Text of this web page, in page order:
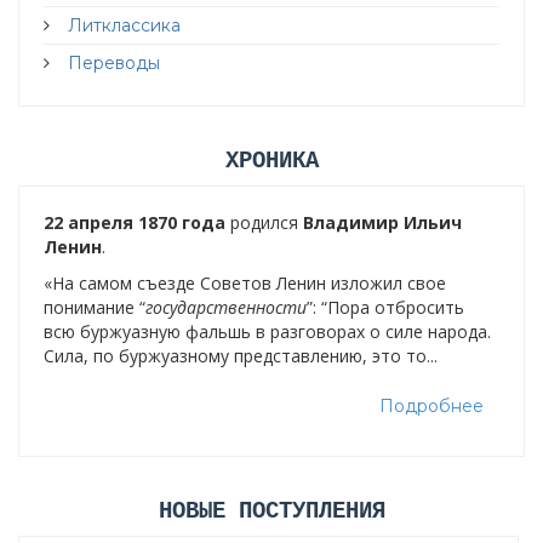
Литклассика
Переводы
ХРОНИКА
22 апреля 1870 года родился Владимир Ильич
Ленин.
«На самом съезде Советов Ленин изложил свое
понимание “государственности”: “Пора отбросить
всю буржуазную фальшь в разговорах о силе народа.
Сила, по буржуазному представлению, это то...
Подробнее
НОВЫЕ ПОСТУПЛЕНИЯ